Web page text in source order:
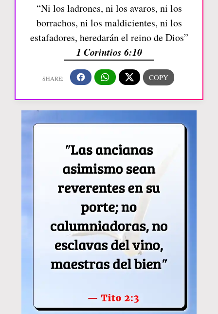
“Ni los ladrones, ni los avaros, ni los
borrachos, ni los maldicientes, ni los
estafadores, heredarán el reino de Dios”
1 Corintios 6:10